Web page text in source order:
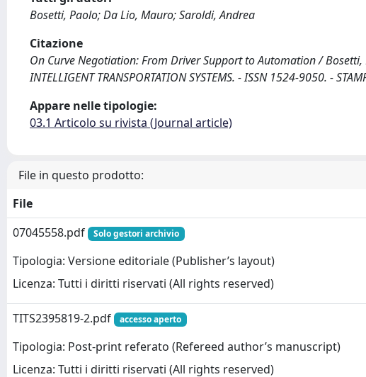
Bosetti, Paolo; Da Lio, Mauro; Saroldi, Andrea
Citazione
On Curve Negotiation: From Driver Support to Automation / Bosetti,
INTELLIGENT TRANSPORTATION SYSTEMS. - ISSN 1524-9050. -
Appare nelle tipologie:
03.1 Articolo su rivista (Journal article)
File in questo prodotto:
File
07045558.pdf
Solo gestori archivio
Tipologia: Versione editoriale (Publisher’s layout)
Licenza: Tutti i diritti riservati (All rights reserved)
TITS2395819-2.pdf accesso aperto
Tipologia: Post-print referato (Refereed author’s manuscript)
Licenza: Tutti i diritti riservati (All rights reserved)